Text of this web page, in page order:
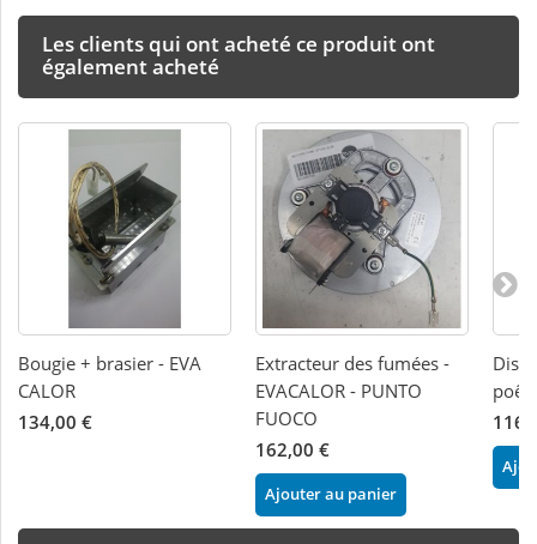
Les clients qui ont acheté ce produit ont
également acheté
Bougie + brasier - EVA
CALOR
134,00 €
Extracteur des fumées -
EVACALOR - PUNTO
FUOCO
162,00 €
Ajouter au panier